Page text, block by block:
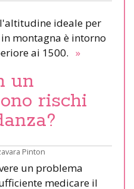
ideale per
montagna è intorno
ai 1500. »
un
rischi
Pinton
un problema
medicare il